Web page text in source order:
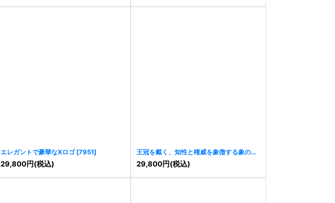
エレガントで豪華なXロゴ [7951]
29,800円(税込)
王冠を戴く、知性と権威を象徴する象のロ
ゴ[ 7933]
29,800円(税込)